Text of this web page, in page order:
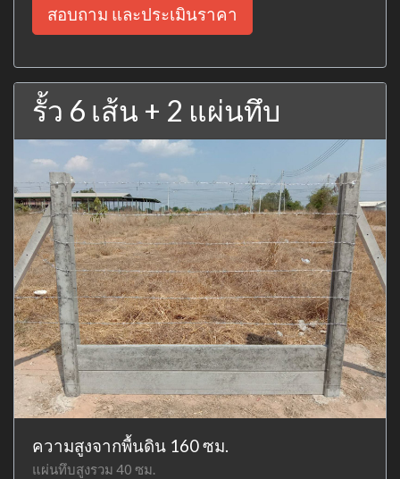
สอบถาม และประเมินราคา
รั้ว 6 เส้น + 2 แผ่นทึบ
ความสูงจากพื้นดิน 160 ซม.
แผ่นทึบสูงรวม 40 ซม.